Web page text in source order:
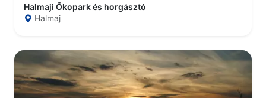
Halmaji Ökopark és horgásztó
Halmaj